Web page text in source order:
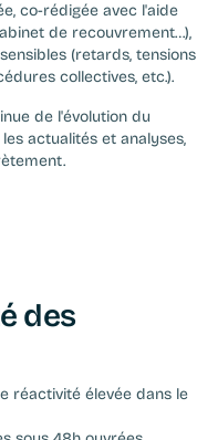
co-rédigée avec l'aide
de recouvrement…),
(retards, tensions
collectives, etc.).
de l'évolution du
actualités et analyses,
des
réactivité élevée dans le